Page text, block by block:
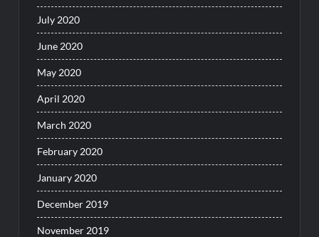
July 2020
June 2020
May 2020
April 2020
March 2020
February 2020
January 2020
December 2019
November 2019